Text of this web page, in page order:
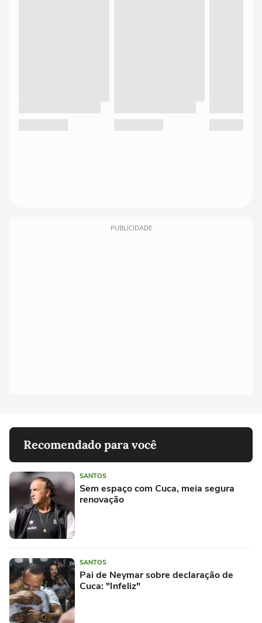
PUBLICIDADE
Recomendado para você
SANTOS
Sem espaço com Cuca, meia segura
renovação
SANTOS
Pai de Neymar sobre declaração de
Cuca: "Infeliz"